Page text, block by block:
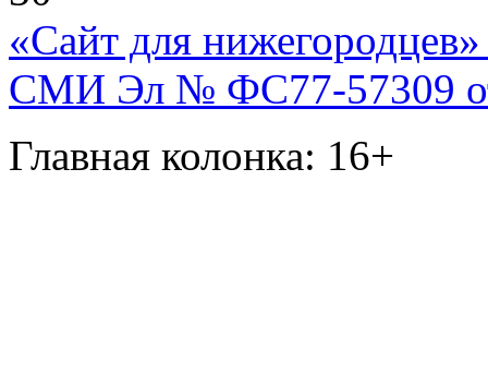
«Сайт для нижегородцев»
СМИ Эл № ФС77-57309
Главная колонка: 16+